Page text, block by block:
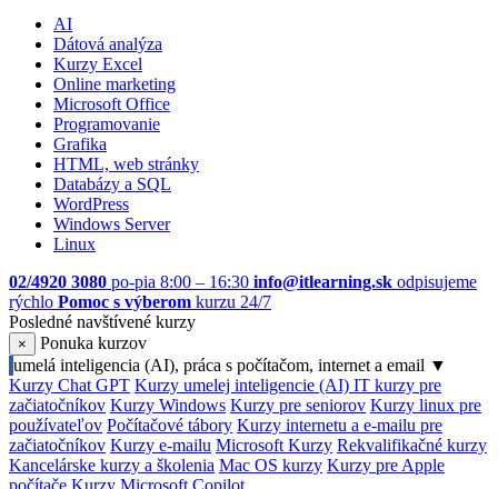
AI
Dátová analýza
Kurzy Excel
Online marketing
Microsoft Office
Programovanie
Grafika
HTML, web stránky
Databázy a SQL
WordPress
Windows Server
Linux
02/4920 3080 po-pia 8:00 – 16:30 info@itlearning.sk odpisujeme
rýchlo Pomoc s výberom kurzu 24/7
Posledné navštívené kurzy
×
Ponuka kurzov
umelá inteligencia (AI), práca s počítačom, internet a email ▼
Kurzy Chat GPT Kurzy umelej inteligencie (AI) IT kurzy pre
začiatočníkov Kurzy Windows Kurzy pre seniorov Kurzy linux pre
používateľov Počítačové tábory Kurzy internetu a e-mailu pre
začiatočníkov Kurzy e-mailu Microsoft Kurzy Rekvalifikačné kurzy
Kancelárske kurzy a školenia Mac OS kurzy Kurzy pre Apple
počítače Kurzy Microsoft Copilot